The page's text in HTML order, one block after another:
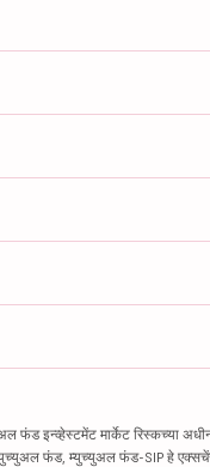
फंड इन्व्हेस्टमेंट मार्केट रिस्कच्या
फंड, म्युच्युअल फंड-SIP हे